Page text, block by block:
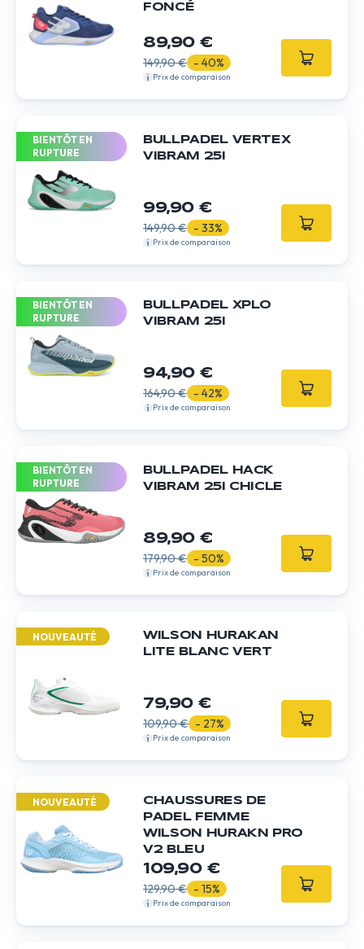
FONCÉ
89,90 €
149,90 € - 40%
Prix de comparaison
BIENTÔT EN
RUPTURE
BULLPADEL VERTEX
VIBRAM 25I
99,90 €
149,90 € - 33%
Prix de comparaison
BIENTÔT EN
RUPTURE
BULLPADEL XPLO
VIBRAM 25I
94,90 €
164,90 € - 42%
Prix de comparaison
BIENTÔT EN
RUPTURE
BULLPADEL HACK
VIBRAM 25I CHICLE
89,90 €
179,90 € - 50%
Prix de comparaison
NOUVEAUTÉ
WILSON HURAKAN
LITE BLANC VERT
79,90 €
109,90 € - 27%
Prix de comparaison
NOUVEAUTÉ
CHAUSSURES DE
PADEL FEMME
WILSON HURAKN PRO
V2 BLEU
109,90 €
129,90 € - 15%
Prix de comparaison